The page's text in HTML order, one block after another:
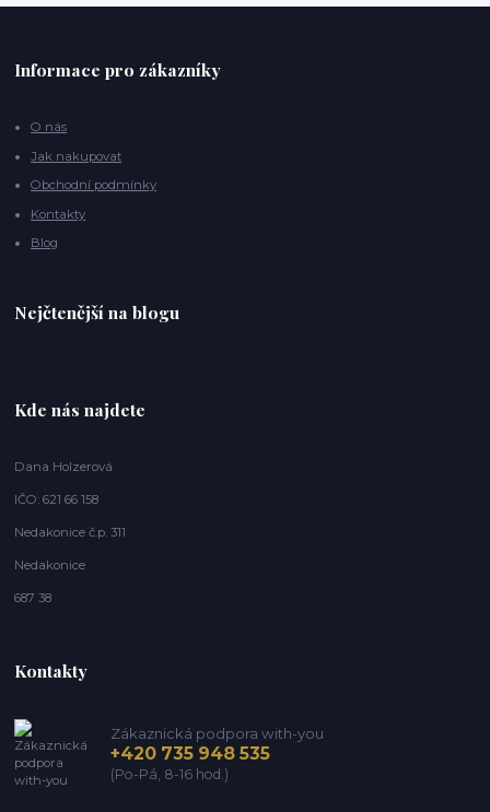
Informace pro zákazníky
O nás
Jak nakupovat
Obchodní podmínky
Kontakty
Blog
Nejčtenější na blogu
Kde nás najdete
Dana Holzerová
IČO: 621 66 158
Nedakonice č.p. 311
Nedakonice
687 38
Kontakty
Zákaznická podpora with-you
+420 735 948 535
(Po-Pá, 8-16 hod.)